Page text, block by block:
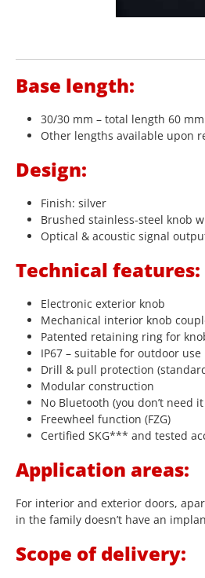
Base length:
30/30 mm – total length 60 mm
Other lengths available upon
Design:
Finish: silver
Brushed stainless-steel knob
Optical & acoustic signal
Technical features:
Electronic exterior knob
Mechanical interior knob
Patented retaining ring for
IP67 – suitable for outdoor use
Drill & pull protection
Modular construction
No Bluetooth (you don’t need
Freewheel function (FZG)
Certified SKG*** and tested
Application areas:
For interior and exterior doors,
in the family doesn’t have an
Scope of delivery: